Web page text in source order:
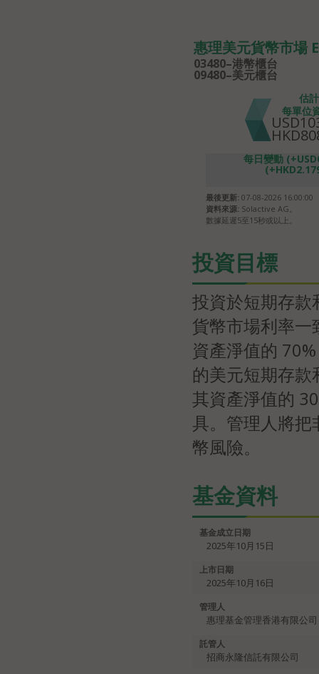
惠理美元貨幣市場
03480–港幣櫃台
09480–美元櫃台
估
每單位
每日變動
最後更新: 07-08-2026 16:00:00
資料來源: Solactive AG。
數據延遲5至15秒或以上。
投資目標
投資於短期存款
貨幣市場利率
資產淨值的
的美元短期存
其資產淨值的
具。管理人將
幣風險。
基金資料
基金成立日期
2025年10月15日
上市日期
2025年10月16日
管理人
惠理基金管理香港有限公司
託管人
招商永隆信託有限公司